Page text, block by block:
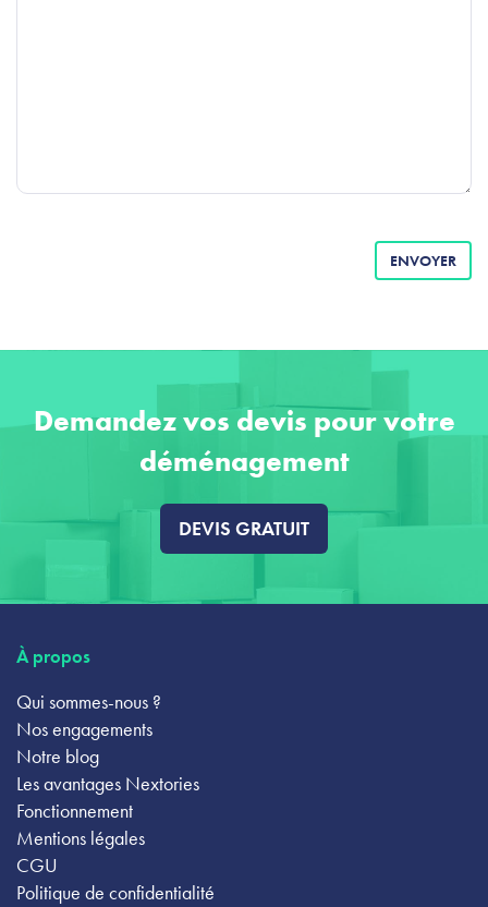
ENVOYER
Demandez vos devis pour votre
déménagement
DEVIS GRATUIT
À propos
Qui sommes-nous ?
Nos engagements
Notre blog
Les avantages Nextories
Fonctionnement
Mentions légales
CGU
Politique de confidentialité